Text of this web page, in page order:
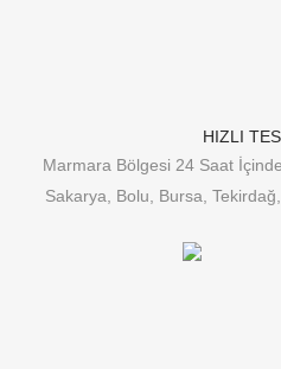
HIZLI
Marmara Bölgesi 24 Saat
Sakarya, Bolu, Bursa,